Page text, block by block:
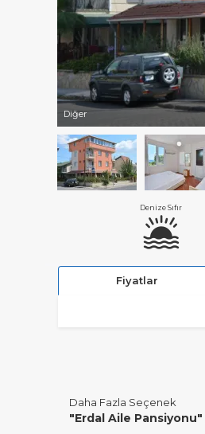
Diğer
Denize Sıfır
Fiyatlar
Daha Fazla Seçenek
"Erdal Aile Pansiyonu"